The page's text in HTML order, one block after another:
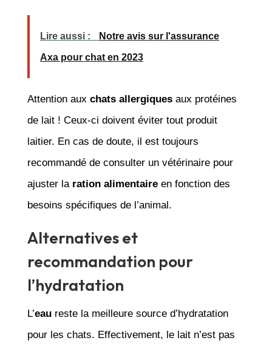
Lire aussi : Notre avis sur l'assurance
Axa pour chat en 2023
Attention aux chats allergiquesaux protéines
de lait ! Ceux-ci doivent éviter tout produit
laitier. En cas de doute, il est toujours
recommandé de consulter un vétérinaire pour
ajuster la ration alimentaireen fonction des
besoins spécifiques de l’animal.
Alternatives et
recommandation pour
l’hydratation
L’eaureste la meilleure source d’hydratation
pour les chats. Effectivement, le lait n’est pas